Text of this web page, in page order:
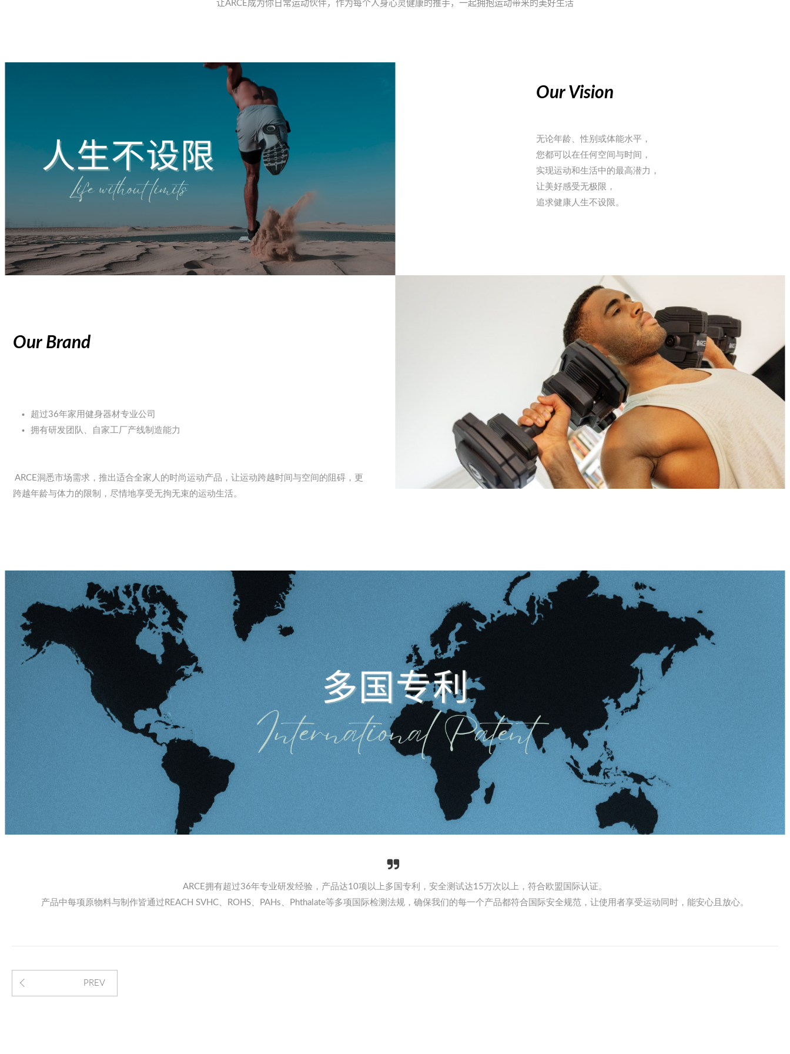
让ARCE 成为你日常运动伙伴，作为每个人身心灵健康的推手，一起拥抱运动带来的美好生活
Our Vision
无论年龄、性别或体能水平，
您都可以在任何空间与时间，
实现运动和生活中的最高潜力，
让美好感受无极限，
追求健康人生不设限。
Our Brand
超过36年家用健身器材专业公司
拥有研发团队、自家工厂产线制造能力
ARCE洞悉市场需求，推出适合全家人的时尚运动产品，让运动跨越时间与空间的阻碍，更
跨越年龄与体力的限制，尽情地享受无拘无束的运动生活。
ARCE拥有超过36年专业研发经验，产品达10项以上多国专利，安全测试达15万次以上，符合欧盟国际认证。
产品中每项原物料与制作皆通过REACH SVHC、ROHS、PAHs、Phthalate等多项国际检测法规，确保我们的每一个产品都符合国际安全规范，让使用者享受运动同时，能安心且放心。
PREV